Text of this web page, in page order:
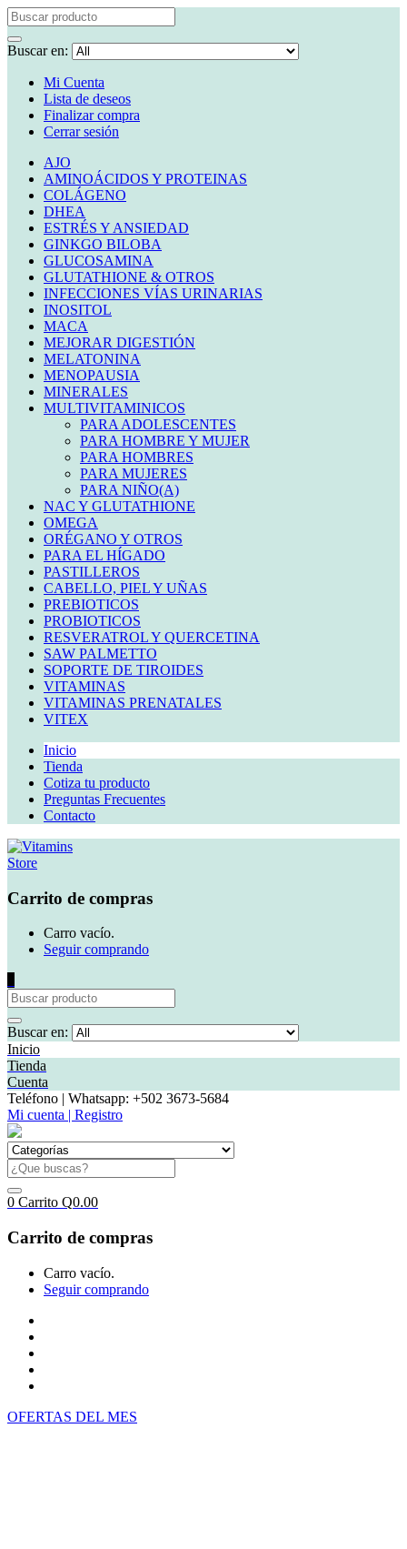
Buscar en:
Mi Cuenta
Lista de deseos
Finalizar compra
Cerrar sesión
AJO
AMINOÁCIDOS Y PROTEINAS
COLÁGENO
DHEA
ESTRÉS Y ANSIEDAD
GINKGO BILOBA
GLUCOSAMINA
GLUTATHIONE & OTROS
INFECCIONES VÍAS URINARIAS
INOSITOL
MACA
MEJORAR DIGESTIÓN
MELATONINA
MENOPAUSIA
MINERALES
MULTIVITAMINICOS
PARA ADOLESCENTES
PARA HOMBRE Y MUJER
PARA HOMBRES
PARA MUJERES
PARA NIÑO(A)
NAC Y GLUTATHIONE
OMEGA
ORÉGANO Y OTROS
PARA EL HÍGADO
PASTILLEROS
CABELLO, PIEL Y UÑAS
PREBIOTICOS
PROBIOTICOS
RESVERATROL Y QUERCETINA
SAW PALMETTO
SOPORTE DE TIROIDES
VITAMINAS
VITAMINAS PRENATALES
VITEX
Inicio
Tienda
Cotiza tu producto
Preguntas Frecuentes
Contacto
Carrito de compras
Carro vacío.
Seguir comprando
Buscar en:
Inicio
Tienda
Cuenta
Teléfono | Whatsapp: +502 3673-5684
Mi cuenta | Registro
0 Carrito Q0.00
Carrito de compras
Carro vacío.
Seguir comprando
OFERTAS DEL MES